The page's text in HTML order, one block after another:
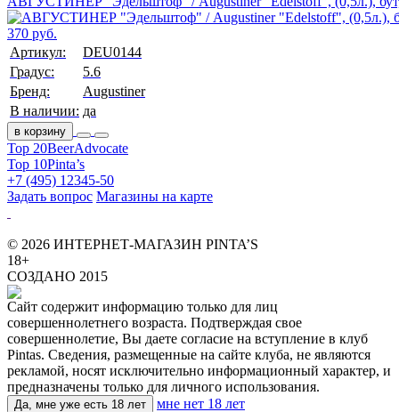
370 руб.
Артикул:
DEU0144
Градус:
5.6
Бренд:
Augustiner
В наличии: да
в корзину
Top 20BeerAdvocate
Top 10Pinta’s
+7 (495) 12345-50
Задать вопрос Магазины на карте
© 2026 ИНТЕРНЕТ-МАГАЗИН PINTA’S
18+
СОЗДАНО 2015
Сайт содержит информацию только для лиц
совершеннолетнего возраста. Подтверждая свое
совершеннолетие, Вы даете согласие на вступление в клуб
Pintas. Сведения, размещенные на сайте клуба, не являются
рекламой, носят исключительно информационный характер, и
предназначены только для личного использования.
Да, мне уже есть 18 лет
мне нет 18 лет